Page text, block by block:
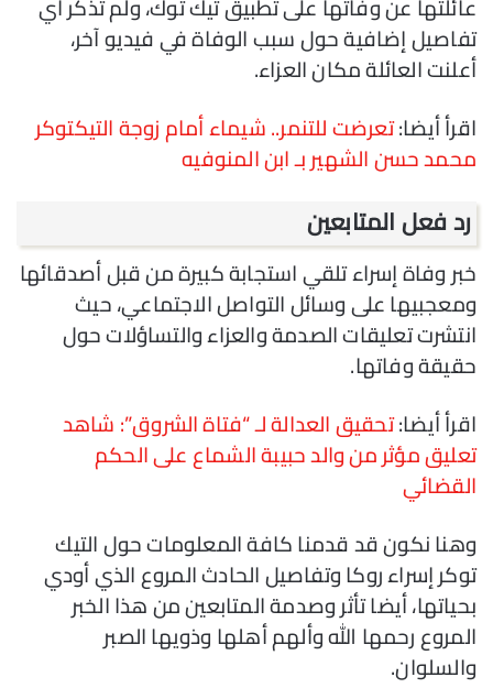
عائلتها عن وفاتها على تطبيق تيك توك، ولم تذكر أي
تفاصيل إضافية حول سبب الوفاة في فيديو آخر،
أعلنت العائلة مكان العزاء.
اقرأ أيضا:تعرضت للتنمر.. شيماء أمام زوجة التيكتوكر
محمد حسن الشهير بـ ابن المنوفيه
رد فعل المتابعين
خبر وفاة إسراء تلقي استجابة كبيرة من قبل أصدقائها
ومعجبيها على وسائل التواصل الاجتماعي، حيث
انتشرت تعليقات الصدمة والعزاء والتساؤلات حول
حقيقة وفاتها.
اقرأ أيضا:تحقيق العدالة لـ “فتاة الشروق”: شاهد
تعليق مؤثر من والد حبيبة الشماع على الحكم
القضائي
وهنا نكون قد قدمنا كافة المعلومات حول التيك
توكر إسراء روكا وتفاصيل الحادث المروع الذي أودي
بحياتها، أيضا تأثر وصدمة المتابعين من هذا الخبر
المروع رحمها الله وألهم أهلها وذويها الصبر
والسلوان.